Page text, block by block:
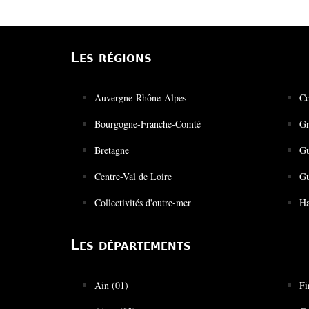
Les régions
Auvergne-Rhône-Alpes
Bourgogne-Franche-Comté
Bretagne
Centre-Val de Loire
Collectivités d'outre-mer
Les départements
Ain (01)